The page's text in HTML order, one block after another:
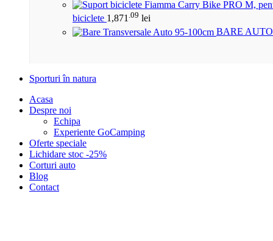
biciclete 1,871 .09 lei
BARE
Sporturi în natura
Acasa
Despre noi
Echipa
Experiente GoCamping
Oferte speciale
Lichidare stoc -25%
Corturi auto
Blog
Contact